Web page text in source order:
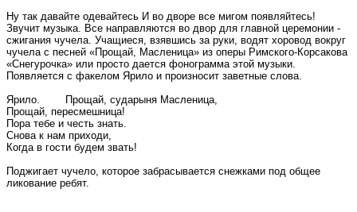
Ну так давайте одевайтесь И во дворе все мигом появляйтесь!
Звучит музыка. Все направляются во двор для главной церемонии -
сжигания чучела. Учащиеся, взявшись за руки, водят хоровод вокруг
чучела с песней «Прощай, Масленица» из оперы Римского-Корсакова
«Снегурочка» или просто дается фонограмма этой музыки.
Появляется с факелом Ярило и произносит заветные слова.
Ярило. Прощай, сударыня Масленица,
Прощай, пересмешница!
Пора тебе и честь знать.
Снова к нам приходи,
Когда в гости будем звать!
Поджигает чучело, которое забрасывается снежками под общее
ликование ребят.